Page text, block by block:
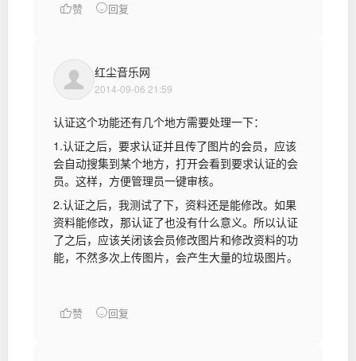
赞 回复
红尘音乐网
2014-09-06 21:59
认证这个功能还有几个地方需要处理一下：
1.认证之后，要求认证并且传了图片的会员，应该
会自动搜集到某个地方，打开会看到要求认证的会
员。这样，方便管理员一键审核。
2.认证之后，我测试了下，资料还是能修改。如果
资料能修改，那认证了也没有什么意义。所以认证
了之后，应该关闭该会员修改图片和修改资料的功
能，不然多次上传图片，会产生大量的垃圾图片。
赞 回复